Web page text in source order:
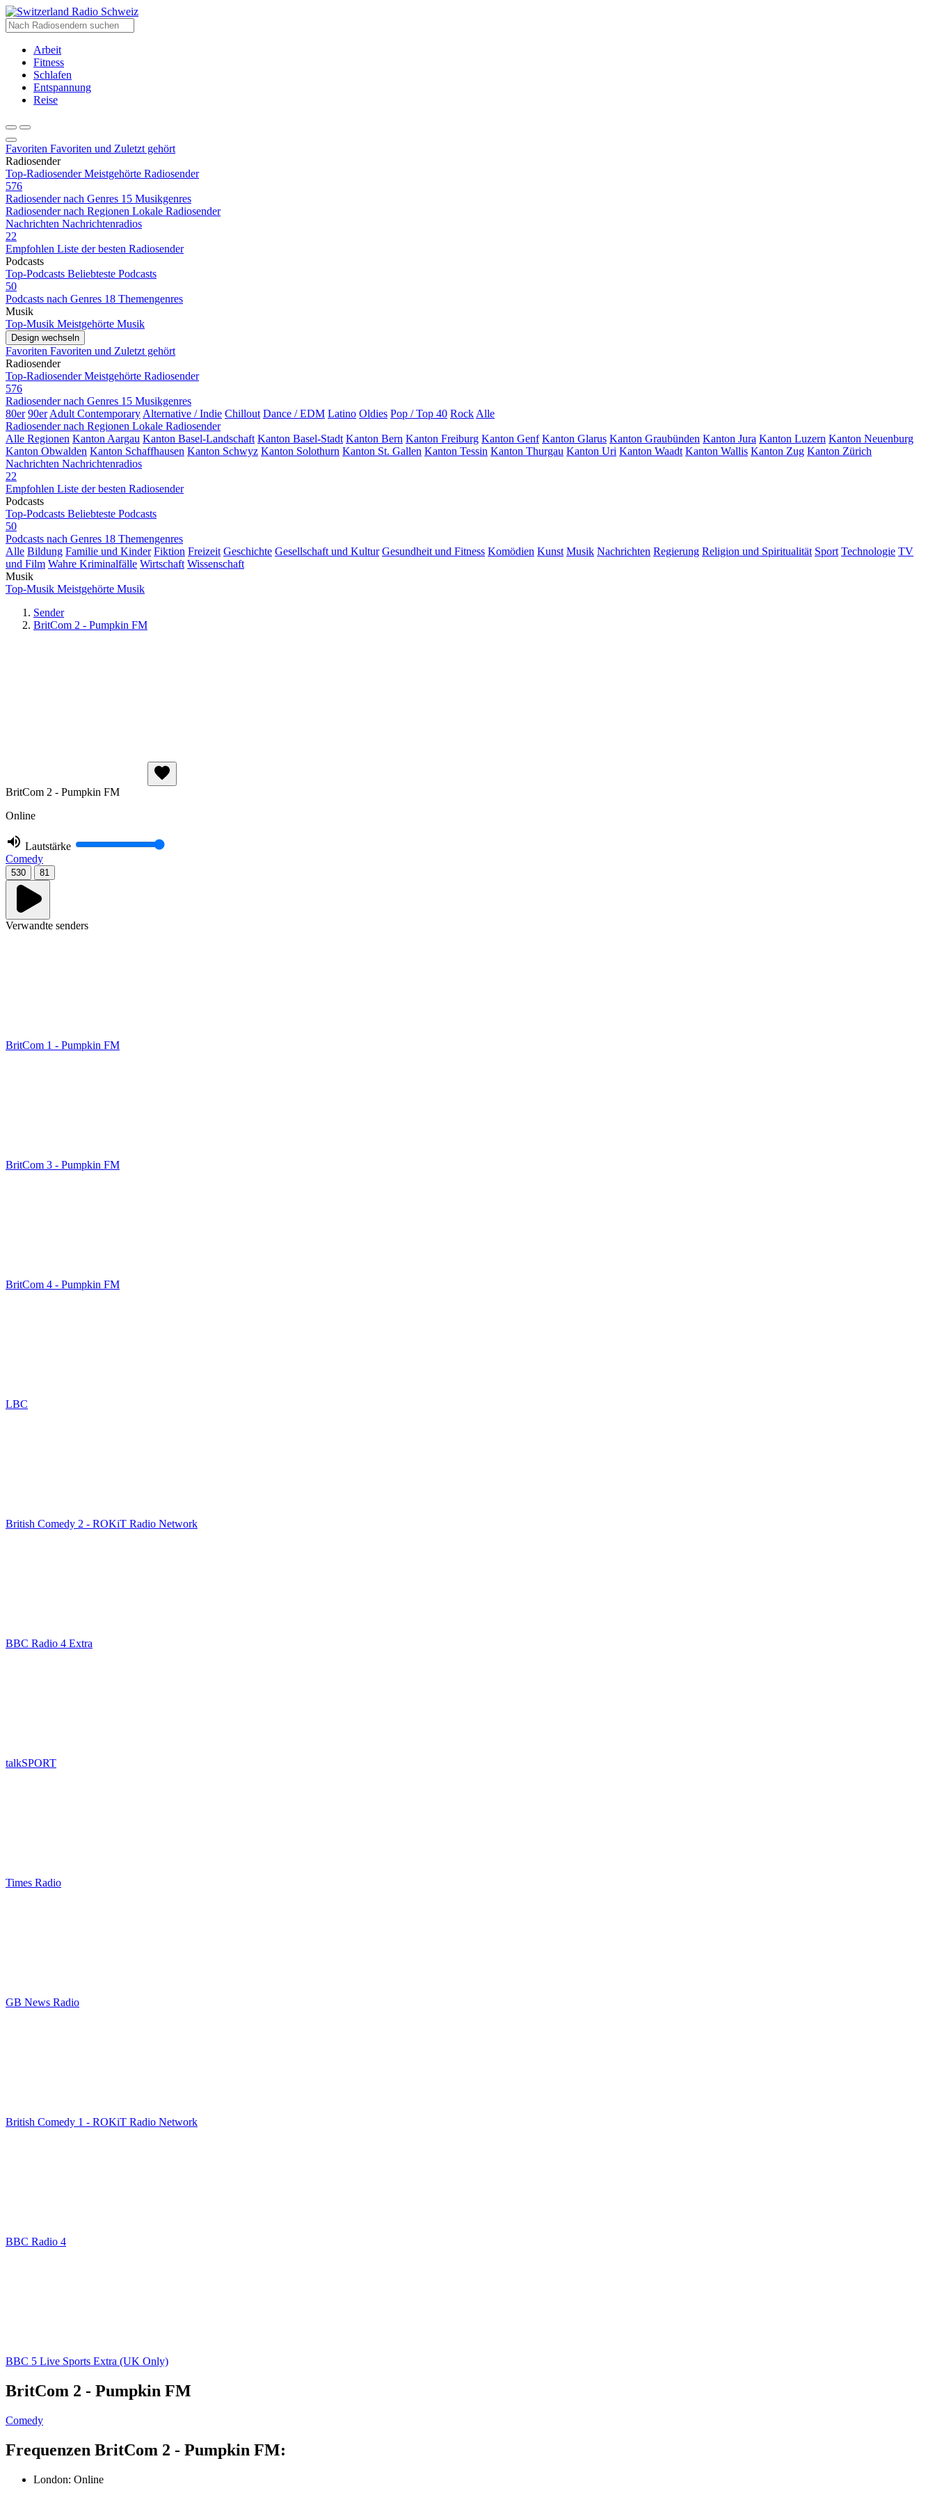
Radio Schweiz
Arbeit
Fitness
Schlafen
Entspannung
Reise
Favoriten Favoriten und Zuletzt gehört
Radiosender
Top-Radiosender Meistgehörte Radiosender
576
Radiosender nach Genres 15 Musikgenres
Radiosender nach Regionen Lokale Radiosender
Nachrichten Nachrichtenradios
22
Empfohlen Liste der besten Radiosender
Podcasts
Top-Podcasts Beliebteste Podcasts
50
Podcasts nach Genres 18 Themengenres
Musik
Top-Musik Meistgehörte Musik
Design wechseln
Favoriten Favoriten und Zuletzt gehört
Radiosender
Top-Radiosender Meistgehörte Radiosender
576
Radiosender nach Genres 15 Musikgenres
80er 90er Adult Contemporary Alternative / Indie Chillout Dance / EDM Latino Oldies Pop / Top 40 Rock Alle
Radiosender nach Regionen Lokale Radiosender
Alle Regionen Kanton Aargau Kanton Basel-Landschaft Kanton Basel-Stadt Kanton Bern Kanton Freiburg Kanton Genf Kanton Glarus Kanton Graubünden Kanton Jura Kanton Luzern Kanton Neuenburg
Kanton Obwalden Kanton Schaffhausen Kanton Schwyz Kanton Solothurn Kanton St. Gallen Kanton Tessin Kanton Thurgau Kanton Uri Kanton Waadt Kanton Wallis Kanton Zug Kanton Zürich
Nachrichten Nachrichtenradios
22
Empfohlen Liste der besten Radiosender
Podcasts
Top-Podcasts Beliebteste Podcasts
50
Podcasts nach Genres 18 Themengenres
Alle Bildung Familie und Kinder Fiktion Freizeit Geschichte Gesellschaft und Kultur Gesundheit und Fitness Komödien Kunst Musik Nachrichten Regierung Religion und Spiritualität Sport Technologie TV
und Film Wahre Kriminalfälle Wirtschaft Wissenschaft
Musik
Top-Musik Meistgehörte Musik
Sender
BritCom 2 - Pumpkin FM
BritCom 2 - Pumpkin FM
Online
Lautstärke
Comedy
530 81
Verwandte senders
BritCom 1 - Pumpkin FM
BritCom 3 - Pumpkin FM
BritCom 4 - Pumpkin FM
LBC
British Comedy 2 - ROKiT Radio Network
BBC Radio 4 Extra
talkSPORT
Times Radio
GB News Radio
British Comedy 1 - ROKiT Radio Network
BBC Radio 4
BBC 5 Live Sports Extra (UK Only)
BritCom 2 - Pumpkin FM
Comedy
Frequenzen BritCom 2 - Pumpkin FM:
London: Online